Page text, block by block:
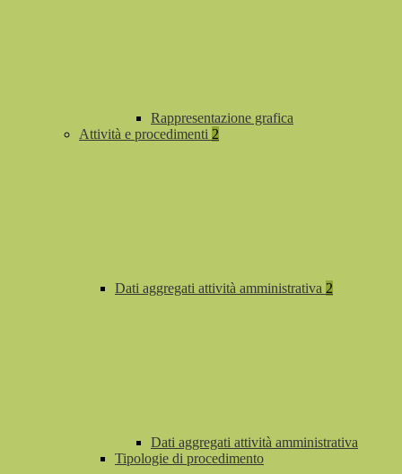
Rappresentazione grafica
Attività e procedimenti 2
Dati aggregati attività amministrativa 2
Dati aggregati attività amministrativa
Tipologie di procedimento